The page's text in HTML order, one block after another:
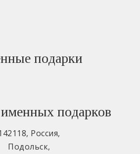
подарки
подарков
, Россия,
Подольск,